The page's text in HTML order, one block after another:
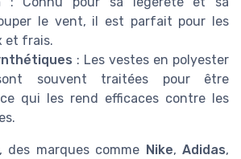
le vent, il est parfait pour les
et frais.
: Les vestes en polyester
souvent traitées pour être
qui les rend efficaces contre les
des marques comme Nike,Adidas,